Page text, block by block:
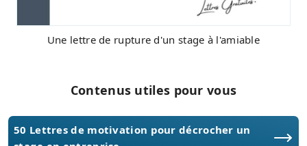
Une lettre de rupture d'un stage à l'amiable
Contenus utiles pour vous
50 Lettres de motivation pour décrocher un